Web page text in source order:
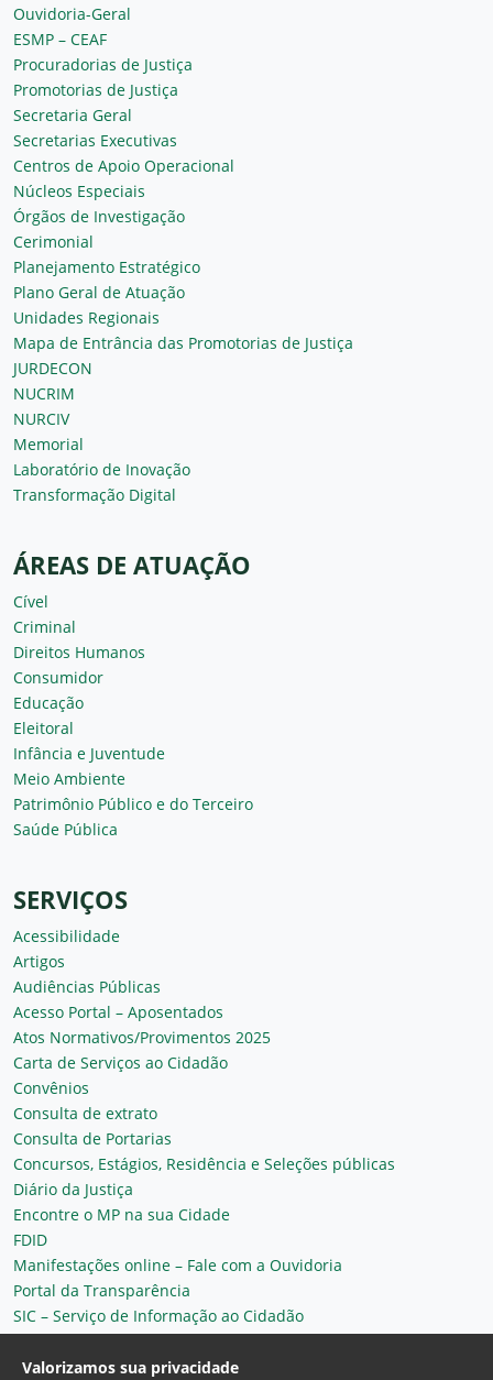
Ouvidoria-Geral
ESMP – CEAF
Procuradorias de Justiça
Promotorias de Justiça
Secretaria Geral
Secretarias Executivas
Centros de Apoio Operacional
Núcleos Especiais
Órgãos de Investigação
Cerimonial
Planejamento Estratégico
Plano Geral de Atuação
Unidades Regionais
Mapa de Entrância das Promotorias de Justiça
JURDECON
NUCRIM
NURCIV
Memorial
Laboratório de Inovação
Transformação Digital
ÁREAS DE ATUAÇÃO
Cível
Criminal
Direitos Humanos
Consumidor
Educação
Eleitoral
Infância e Juventude
Meio Ambiente
Patrimônio Público e do Terceiro
Saúde Pública
SERVIÇOS
Acessibilidade
Artigos
Audiências Públicas
Acesso Portal – Aposentados
Atos Normativos/Provimentos 2025
Carta de Serviços ao Cidadão
Convênios
Consulta de extrato
Consulta de Portarias
Concursos, Estágios, Residência e Seleções públicas
Diário da Justiça
Encontre o MP na sua Cidade
FDID
Manifestações online – Fale com a Ouvidoria
Portal da Transparência
SIC – Serviço de Informação ao Cidadão
Plantão MP do Ceará
Secretaria Geral
Valorizamos sua privacidade